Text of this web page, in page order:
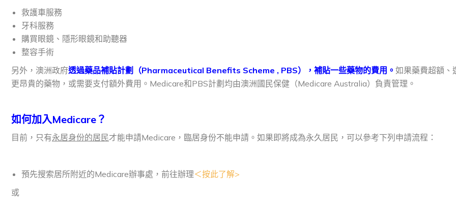
救護車服務
牙科服務
購買眼鏡、隱形眼鏡和助聽器
整容手術
另外，澳洲政府透過藥品補貼計劃（Pharmaceutical Benefits Scheme , PBS），補貼一些藥物的費用。 如果藥費超額、
更昂貴的藥物，或需要支付額外費用。Medicare和PBS計劃均由澳洲國民保健（Medicare Australia）負責管理。
如何加入Medicare ？
目前，只有永居身份的居民才能申請Medicare，臨居身份不能申請。如果即將成為永久居民，可以參考下列申請流程：
預先搜索居所附近的Medicare辦事處，前往辦理＜按此了解>
或